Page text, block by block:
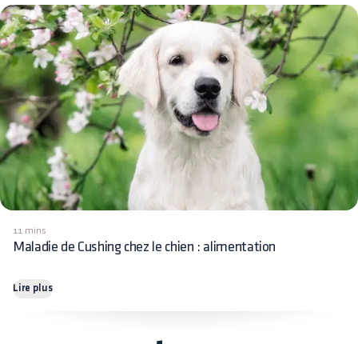
11 mins
Maladie de Cushing chez le chien : alimentation
Lire plus